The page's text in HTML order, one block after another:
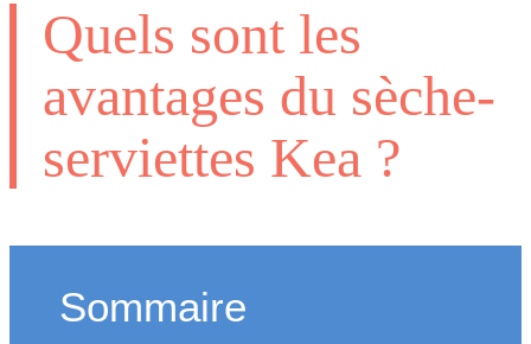
Quels sont les
avantages du sèche-
serviettes Kea ?
Sommaire